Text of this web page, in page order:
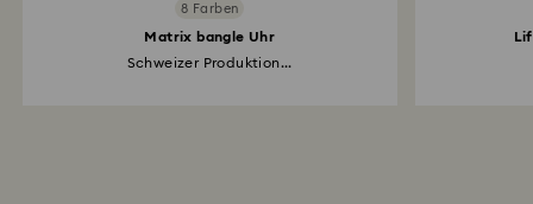
8 Farben
Matrix bangle Uhr
Schweizer Produktion...